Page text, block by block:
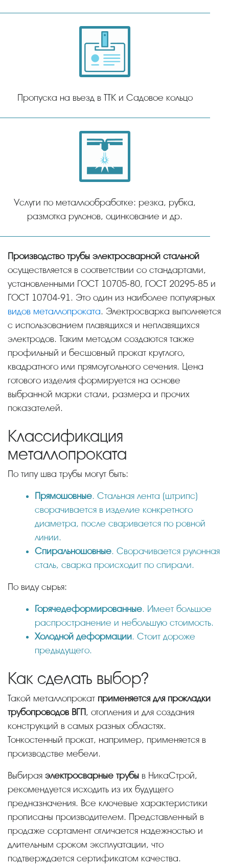
Пропуска на въезд в ТТК и Садовое кольцо
Услуги по металлообработке: резка, рубка,
размотка рулонов, оцинкование и др.
Производство трубы электросварной стальной
осуществляется в соответствии со стандартами,
установленными ГОСТ 10705-80, ГОСТ 20295-85 и
ГОСТ 10704-91. Это один из наиболее популярных
видов металлопроката. Электросварка выполняется
с использованием плавящихся и неплавящихся
электродов. Таким методом создаются также
профильный и бесшовный прокат круглого,
квадратного или прямоугольного сечения. Цена
готового изделия формируется на основе
выбранной марки стали, размера и прочих
показателей.
Классификация
металлопроката
По типу шва трубы могут быть:
Прямошовные. Стальная лента (штрипс)
сворачивается в изделие конкретного
диаметра, после сваривается по ровной
линии.
Спиральношовные. Сворачивается рулонная
сталь, сварка происходит по спирали.
По виду сырья:
Горячедеформированные. Имеет большое
распространение и небольшую стоимость.
Холодной деформации. Стоит дороже
предыдущего.
Как сделать выбор?
Такой металлопрокат применяется для прокладки
трубопроводов ВГП, отопления и для создания
конструкций в самых разных областях.
Тонкостенный прокат, например, применяется в
производстве мебели.
Выбирая электросварные трубы в НикаСтрой,
рекомендуется исходить из их будущего
предназначения. Все ключевые характеристики
прописаны производителем. Представленный в
продаже сортамент отличается надежностью и
длительным сроком эксплуатации, что
подтверждается сертификатом качества.